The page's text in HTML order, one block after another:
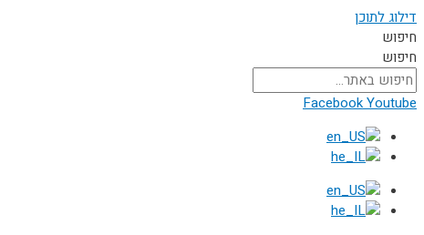
דילוג לתוכן
חיפוש
חיפוש
FacebookYoutube